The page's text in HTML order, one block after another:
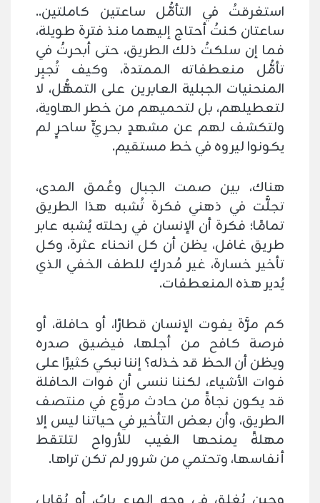
استغرقتُ في التأمُّل ساعتين كاملتين..
ساعتان كنتُ أحتاج إليهما منذ فترة طويلة،
فما إن سلكتُ ذلك الطريق، حتى أبحرتُ في
تأمُّل منعطفاته الممتدة، وكيف تُجبِر
المنحنيات الجبلية العابرين على التمهُّل، لا
لتعطيلهم، بل لتحميهم من خطر الهاوية،
ولتكشف لهم عن مشهدٍ بحريٍّ ساحرٍ لم
يكونوا ليروه في خط مستقيم.
هناك، بين صمت الجبال وعُمق المدى،
تجلَّت في ذهني فكرة تُشبه هذا الطريق
تمامًا؛ فكرة أن الإنسان في رحلته يُشبه عابر
طريق غافل، يظن أن كل انحناء عثرة، وكل
تأخير خسارة، غير مُدركٍ للطف الخفي الذي
يُدير هذه المنعطفات.
كم مرَّة يفوت الإنسان قطارًا، أو حافلة، أو
فرصة كافح من أجلها، فيضيق صدره
ويظن أن الحظ قد خذله؟ إننا نبكي كثيرًا على
فوات الأشياء، لكننا ننسى أن فوات الحافلة
قد يكون نجاةً من حادث مروِّع في منتصف
الطريق، وأن بعض التأخير في حياتنا ليس إلا
مهلةً يمنحها الغيب للأرواح لتلتقط
أنفاسها، وتحتمي من شرور لم تكن تراها.